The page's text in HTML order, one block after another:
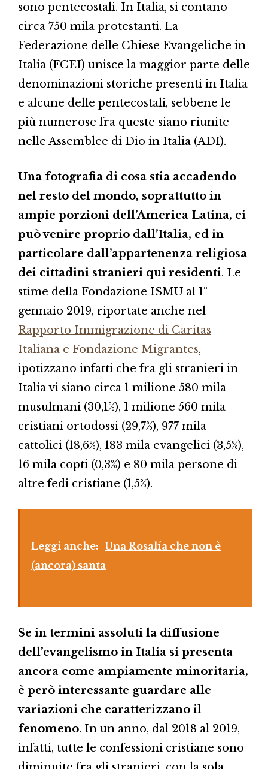
sono pentecostali. In Italia, si contano
circa 750 mila protestanti. La
Federazione delle Chiese Evangeliche in
Italia (FCEI) unisce la maggior parte delle
denominazioni storiche presenti in Italia
e alcune delle pentecostali, sebbene le
più numerose fra queste siano riunite
nelle Assemblee di Dio in Italia (ADI).
Una fotografia di cosa stia accadendo
nel resto del mondo, soprattutto in
ampie porzioni dell’America Latina, ci
può venire proprio dall’Italia, ed in
particolare dall’appartenenza religiosa
dei cittadini stranieri qui residenti. Le
stime della Fondazione ISMU al 1°
gennaio 2019, riportate anche nel
Rapporto Immigrazione di Caritas
Italiana e Fondazione Migrantes,
ipotizzano infatti che fra gli stranieri in
Italia vi siano circa 1 milione 580 mila
musulmani (30,1%), 1 milione 560 mila
cristiani ortodossi (29,7%), 977 mila
cattolici (18,6%), 183 mila evangelici (3,5%),
16 mila copti (0,3%) e 80 mila persone di
altre fedi cristiane (1,5%).
Leggi anche: Una Rosalía che non è
(ancora) santa
Se in termini assoluti la diffusione
dell’evangelismo in Italia si presenta
ancora come ampiamente minoritaria,
è però interessante guardare alle
variazioni che caratterizzano il
fenomeno. In un anno, dal 2018 al 2019,
infatti, tutte le confessioni cristiane sono